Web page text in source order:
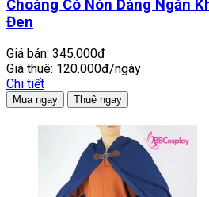
Choàng Có Nón Dáng Ngắn
Đen
Giá bán: 345.000đ
Giá thuê: 120.000đ/ngày
Chi tiết
Mua ngay Thuê ngay